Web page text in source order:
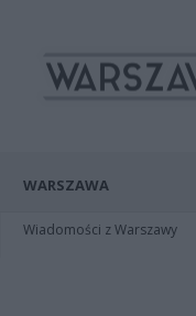
WARSZAWA
Wiadomości z Warszawy